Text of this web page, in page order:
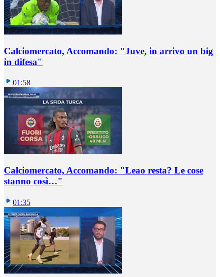
Calciomercato, Accomando: "Juve, in arrivo un big
in difesa"
01:58
Calciomercato, Accomando: "Leao resta? Le cose
stanno così…"
01:35